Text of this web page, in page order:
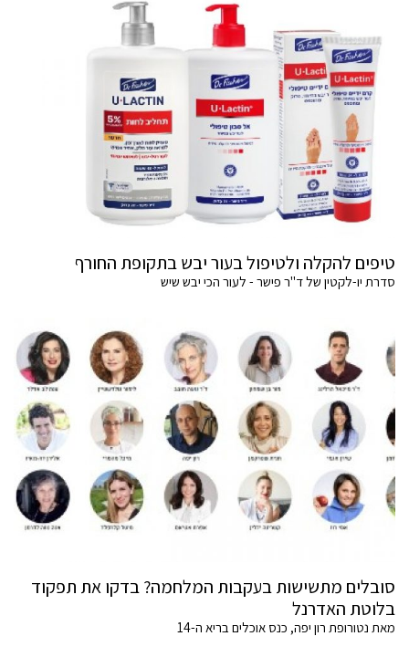
טיפים להקלה ולטיפול בעור יבש בתקופת החורף
סדרת יו-לקטין של ד"ר פישר - לעור הכי יבש שיש
סובלים מתשישות בעקבות המלחמה? בדקו את תפקוד
בלוטת האדרנל
מאת נטורופת רון יפה, כנס אוכלים בריא ה-14